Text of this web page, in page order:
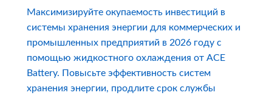
Максимизируйте окупаемость инвестиций в
системы хранения энергии для коммерческих и
промышленных предприятий в 2026 году с
помощью жидкостного охлаждения от ACE
Battery. Повысьте эффективность систем
хранения энергии, продлите срок службы